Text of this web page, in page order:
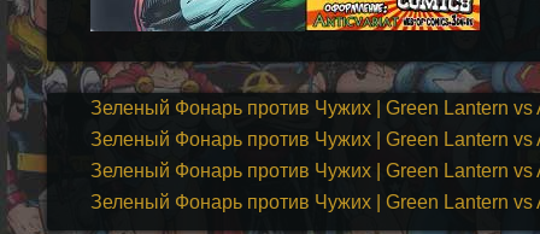
Зеленый Фонарь против Чужих | Green Lantern vs
Зеленый Фонарь против Чужих | Green Lantern vs
Зеленый Фонарь против Чужих | Green Lantern vs
Зеленый Фонарь против Чужих | Green Lantern vs